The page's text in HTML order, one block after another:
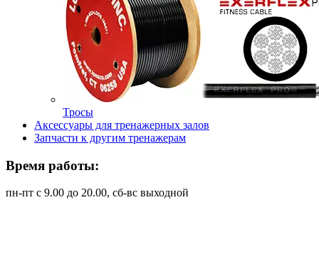
Тросы
Аксессуары для тренажерных залов
Запчасти к другим тренажерам
Время работы:
пн-пт с 9.00 до 20.00, сб-вс выходной